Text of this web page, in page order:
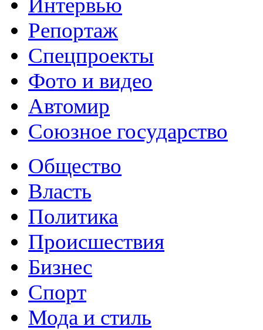
Интервью
Репортаж
Спецпроекты
Фото и видео
Автомир
Союзное государство
Общество
Власть
Политика
Происшествия
Бизнес
Спорт
Мода и стиль